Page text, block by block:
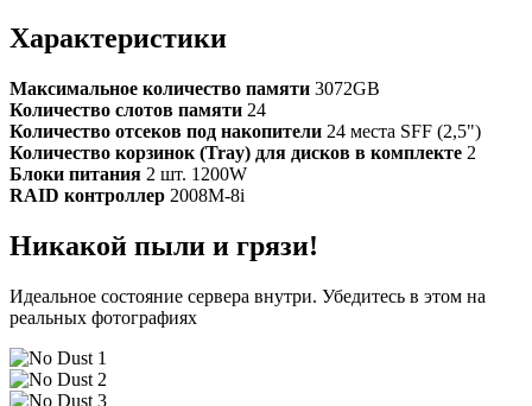
Характеристики
Максимальное количество памяти 3072GB
Количество слотов памяти 24
Количество отсеков под накопители 24 места SFF (2,5")
Количество корзинок (Tray) для дисков в комплекте 2
Блоки питания 2 шт. 1200W
RAID контроллер 2008M-8i
Никакой пыли и грязи!
Идеальное состояние сервера внутри. Убедитесь в этом на
реальных фотографиях